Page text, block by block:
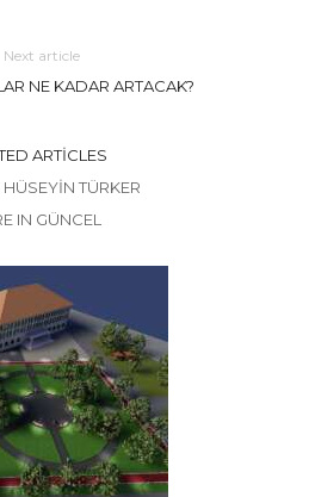
Next article
NE KADAR ARTACAK?
ARTICLES
TÜRKER
IN GÜNCEL